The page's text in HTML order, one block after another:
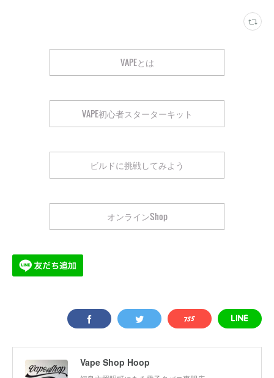
VAPEとは
VAPE初心者スターターキット
ビルドに挑戦してみよう
オンラインShop
Vape Shop Hoop